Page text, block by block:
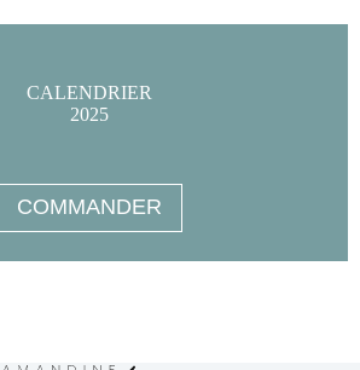
CALENDRIER
2025
COMMANDER